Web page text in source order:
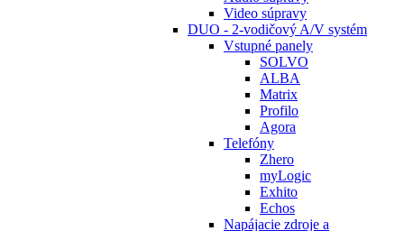
Video súpravy
DUO - 2-vodičový A/V systém
Vstupné panely
SOLVO
ALBA
Matrix
Profilo
Agora
Telefóny
Zhero
myLogic
Exhito
Echos
Napájacie zdroje a